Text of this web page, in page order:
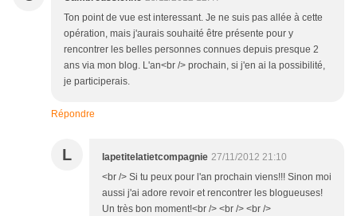
Ton point de vue est interessant. Je ne suis pas allée à cette
opération, mais j'aurais souhaité être présente pour y
rencontrer les belles personnes connues depuis presque 2
ans via mon blog. L'an<br /> prochain, si j'en ai la possibilité,
je participerais.
Répondre
L lapetitelatietcompagnie 27/11/2012 21:10
<br /> Si tu peux pour l'an prochain viens!!! Sinon moi
aussi j'ai adore revoir et rencontrer les blogueuses!
Un très bon moment!<br /> <br /> <br />